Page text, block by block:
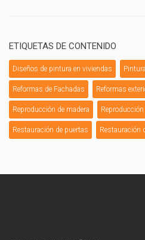
ETIQUETAS DE CONTENIDO
Diseños de pintura en viviendas
Reformas de Fachadas Reformas
Reproducción de madera Reproducción
Restauración de puertas Restauración